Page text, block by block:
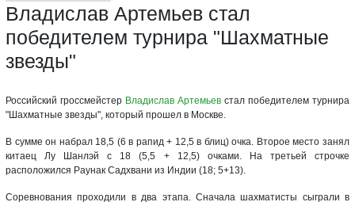
Владислав Артемьев стал
победителем турнира "Шахматные
звезды"
Российский гроссмейстер Владислав Артемьев стал победителем турнира
"Шахматные звезды", который прошел в Москве.
В сумме он набрал 18,5 (6 в рапид + 12,5 в блиц) очка. Второе место занял
китаец Лу Шанлэй с 18 (5,5 + 12,5) очками. На третьей строчке
расположился Раунак Садхвани из Индии (18; 5+13).
Соревнования проходили в два этапа. Сначала шахматисты сыграли в